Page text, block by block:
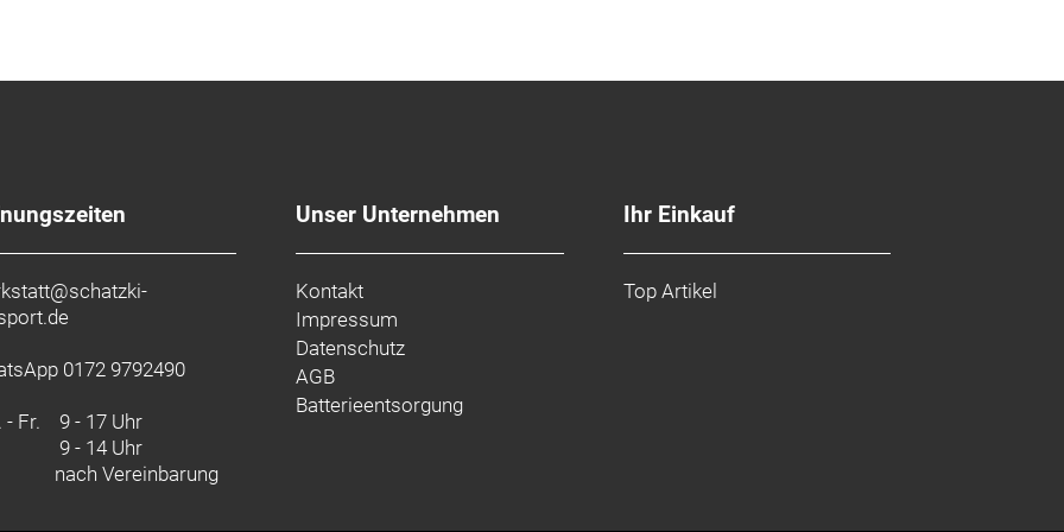
im Schonwaschgang und hänge es danach zum Trocknen auf.
Polyester, Rückseite: 76 % Nylon / 24 % Spandex (außer Verzierungen)
0172 9792490
- Fr.
9 - 17 Uhr
9 - 14 Uhr
nach Vereinbarung
Unser Unternehmen
Kontakt
Impressum
Datenschutz
AGB
Batterieentsorgung
Ihr Einkauf
Top Artikel